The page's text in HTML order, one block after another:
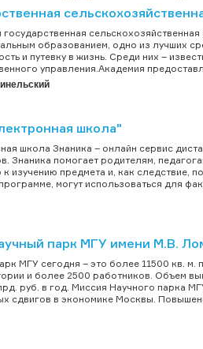
государственная
образованием, одно из лучших
и путевку в жизнь. Среди них –
управления.Академия
школа"
школа Знаника – онлайн сервис
Знаника помогает родителям,
к изучению предмета и, как следствие,
могут использоваться для
парк МГУ имени М.В.
МГУ сегодня – это более 11500 кв.
и более 2500 работников. Объем
руб. в год. Миссия Научного парка
сдвигов в экономике Москвы.